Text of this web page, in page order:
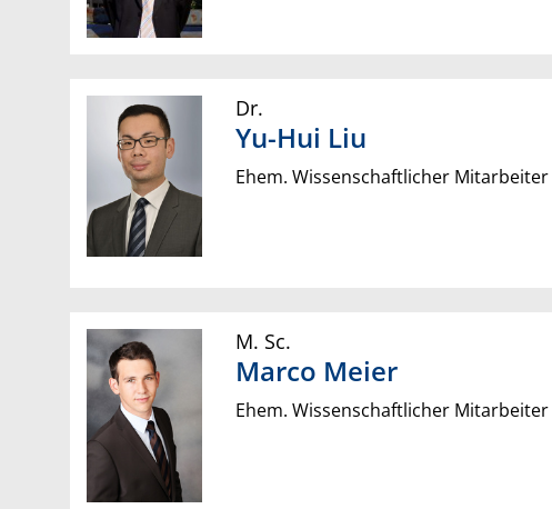
Dr.
Yu-Hui Liu
Ehem. Wissenschaftlicher Mitarbeiter
M. Sc.
Marco Meier
Ehem. Wissenschaftlicher Mitarbeiter